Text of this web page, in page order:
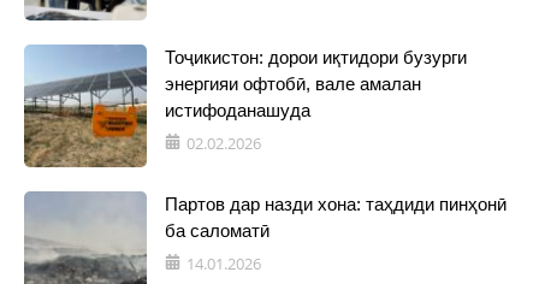
Тоҷикистон: дорои иқтидори бузурги
энергияи офтобӣ, вале амалан
истифоданашуда
02.02.2026
Партов дар назди хона: таҳдиди пинҳонӣ
ба саломатӣ
14.01.2026